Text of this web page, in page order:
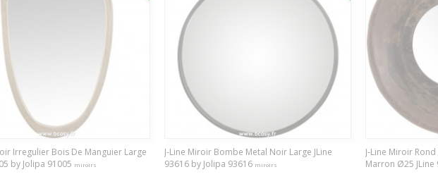
Irregulier Bois De Manguier Large
by Jolipa 91005 miroirs
J-Line Miroir Bombe Metal Noir Large JLine
93616 by Jolipa 93616 miroirs
J-Line Miroir
Marron Ø25 JLine